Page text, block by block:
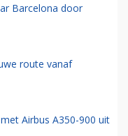
Barcelona door
route vanaf
Airbus A350-900 uit